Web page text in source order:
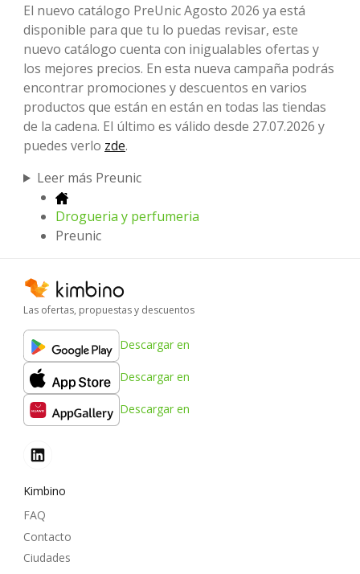
El nuevo catálogo PreUnic Agosto 2026 ya está
disponible para que tu lo puedas revisar, este
nuevo catálogo cuenta con inigualables ofertas y
los mejores precios. En esta nueva campaña podrás
encontrar promociones y descuentos en varios
productos que están en están en todas las tiendas
de la cadena. El último es válido desde 27.07.2026 y
puedes verlo zde.
Leer más Preunic
Drogueria y perfumeria
Preunic
Las ofertas, propuestas y descuentos
Descargar en
Descargar en
Descargar en
Kimbino
FAQ
Contacto
Ciudades